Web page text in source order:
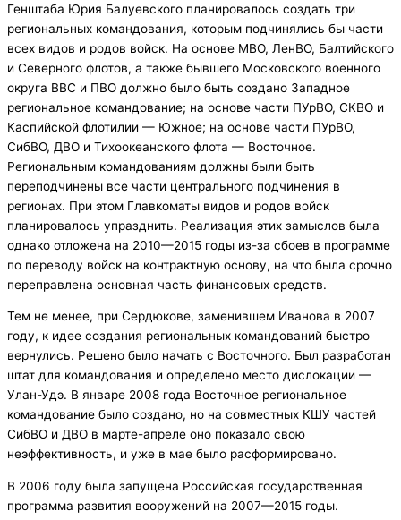
Генштаба Юрия Балуевского планировалось создать три
региональных командования, которым подчинялись бы части
всех видов и родов войск. На основе МВО, ЛенВО, Балтийского
и Северного флотов, а также бывшего Московского военного
округа ВВС и ПВО должно было быть создано Западное
региональное командование; на основе части ПУрВО, СКВО и
Каспийской флотилии — Южное; на основе части ПУрВО,
СибВО, ДВО и Тихоокеанского флота — Восточное.
Региональным командованиям должны были быть
переподчинены все части центрального подчинения в
регионах. При этом Главкоматы видов и родов войск
планировалось упразднить. Реализация этих замыслов была
однако отложена на 2010—2015 годы из-за сбоев в программе
по переводу войск на контрактную основу, на что была срочно
переправлена основная часть финансовых средств.
Тем не менее, при Сердюкове, заменившем Иванова в 2007
году, к идее создания региональных командований быстро
вернулись. Решено было начать с Восточного. Был разработан
штат для командования и определено место дислокации —
Улан-Удэ. В январе 2008 года Восточное региональное
командование было создано, но на совместных КШУ частей
СибВО и ДВО в марте-апреле оно показало свою
неэффективность, и уже в мае было расформировано.
В 2006 году была запущена Российская государственная
программа развития вооружений на 2007—2015 годы.